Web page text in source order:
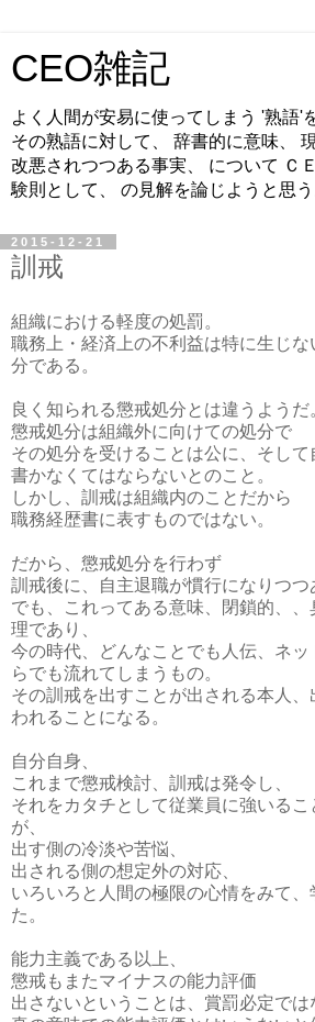
CEO雑記
よく人間が安易に使ってしまう '熟語'
その熟語に対して、 辞書的に意味、
改悪されつつある事実、 について Ｃ
験則として、 の見解を論じようと思う
2015-12-21
訓戒
組織における軽度の処罰。
職務上・経済上の不利益は特に生じ
分である。
良く知られる懲戒処分とは違うようだ
懲戒処分は組織外に向けての処分で
その処分を受けることは公に、そし
書かなくてはならないとのこと。
しかし、訓戒は組織内のことだから
職務経歴書に表すものではない。
だから、懲戒処分を行わず
訓戒後に、自主退職が慣行になりつつ
でも、これってある意味、閉鎖的、
理であり、
今の時代、どんなことでも人伝、ネッ
らでも流れてしまうもの。
その訓戒を出すことが出される本人
われることになる。
自分自身、
これまで懲戒検討、訓戒は発令し、
それをカタチとして従業員に強いるこ
が、
出す側の冷淡や苦悩、
出される側の想定外の対応、
いろいろと人間の極限の心情をみて、
た。
能力主義である以上、
懲戒もまたマイナスの能力評価
出さないということは、賞罰必定では